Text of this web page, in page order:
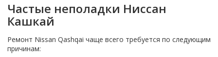
Частые неполадки Ниссан
Кашкай
Ремонт Nissan Qashqai чаще всего требуется по следующим
причинам: